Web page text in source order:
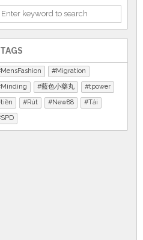
TAGS
MensFashion
Migration
Minding
藍色小藥丸
tpower
tiền
Rút New88
Tải
SPD